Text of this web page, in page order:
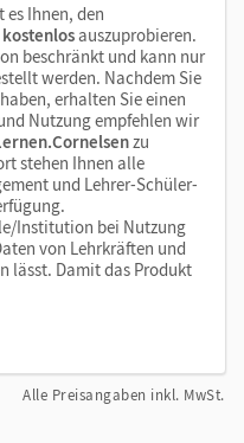
es Ihnen, den
auszuprobieren.
beschränkt und kann nur
werden. Nachdem Sie
erhalten Sie einen
Nutzung empfehlen wir
zu
stehen Ihnen alle
und Lehrer-Schüler-
Institution bei Nutzung
von Lehrkräften und
lässt. Damit das Produkt
Alle Preisangaben inkl. MwSt.